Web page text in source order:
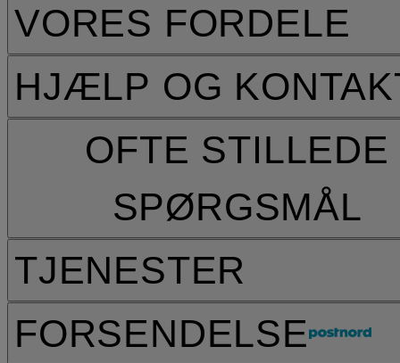
HJÆLP OG
OFTE STILLEDE
SPØRGSMÅL
TJENESTER
FORSENDELSE
VORES FORDELE